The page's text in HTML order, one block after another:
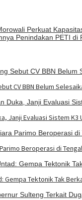
Perkuat
Penindakan PETI di
CV BBN Belum
Janji Evaluasi Sistem
Beroperasi di
Gempa Tektonik Tak